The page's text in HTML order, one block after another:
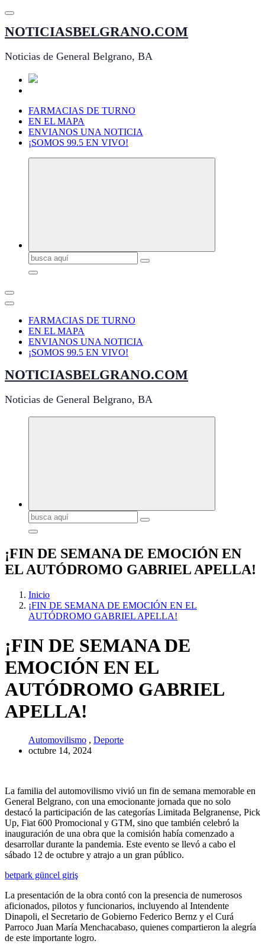
Saltar
contenido
NOTICIASBELGRANO.COM
Noticias de General Belgrano, BA
FARMACIAS DE TURNO
EN EL MAPA
ENVIANOS UNA NOTICIA
¡SOMOS 99.5 EN VIVO!
Buscar:
FARMACIAS DE TURNO
EN EL MAPA
ENVIANOS UNA NOTICIA
¡SOMOS 99.5 EN VIVO!
NOTICIASBELGRANO.COM
Noticias de General Belgrano, BA
Buscar:
¡FIN DE SEMANA DE EMOCIÓN EN
EL AUTÓDROMO GABRIEL APELLA!
Inicio
¡FIN DE SEMANA DE EMOCIÓN EN EL
AUTÓDROMO GABRIEL APELLA!
¡FIN DE SEMANA DE
EMOCIÓN EN EL
AUTÓDROMO GABRIEL
APELLA!
Automovilismo , Deporte
octubre 14, 2024
La familia del automovilismo vivió un fin de semana memorable en
General Belgrano, con una emocionante jornada que no solo
destacó la participación de las categorías Limitada Belgranense, Pick
Up, Fiat 600 Promocional y GTM, sino que también celebró la
inauguración de una obra que la comisión había comenzado a
desarrollar durante la pandemia. Este evento se llevó a cabo el
sábado 12 de octubre y atrajo a un gran público.
betpark güncel giriş
La presentación de la obra contó con la presencia de numerosos
aficionados, pilotos y funcionarios, incluyendo al Intendente
Dinapoli, el Secretario de Gobierno Federico Bernz y el Curá
Parroco Juan María Menchacabaso, quienes compartieron la alegría
de este importante logro.